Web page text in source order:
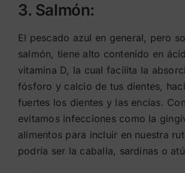
3. Salmón:
El pescado azul en general, pero
salmón, tiene alto contenido en
vitamina D, la cual facilita la
fósforo y calcio de tus dientes,
fuertes los dientes y las encías.
evitamos infecciones como la
alimentos para incluir en nuestra
podría ser la caballa, sardinas o